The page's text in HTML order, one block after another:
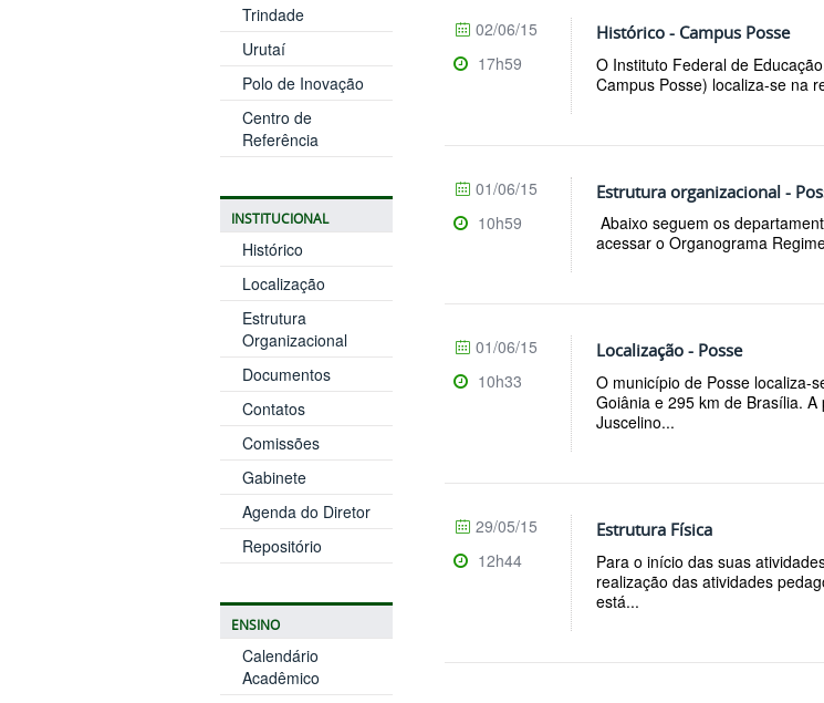
Trindade
Urutaí
Polo de Inovação
Centro de
Referência
INSTITUCIONAL
Histórico
Localização
Estrutura
Organizacional
Documentos
Contatos
Comissões
Gabinete
Agenda do Diretor
Repositório
ENSINO
Calendário
Acadêmico
Histórico - Campus Posse
O Instituto Federal de
Campus Posse) localiza-se na
02/06/15
17h59
Estrutura organizacional -
Abaixo seguem os
acessar o Organograma
01/06/15
10h59
Localização - Posse
O município de Posse localiza-
Goiânia e 295 km de Brasília.
Juscelino...
01/06/15
10h33
Estrutura Física
Para o início das suas
realização das atividades
está...
29/05/15
12h44